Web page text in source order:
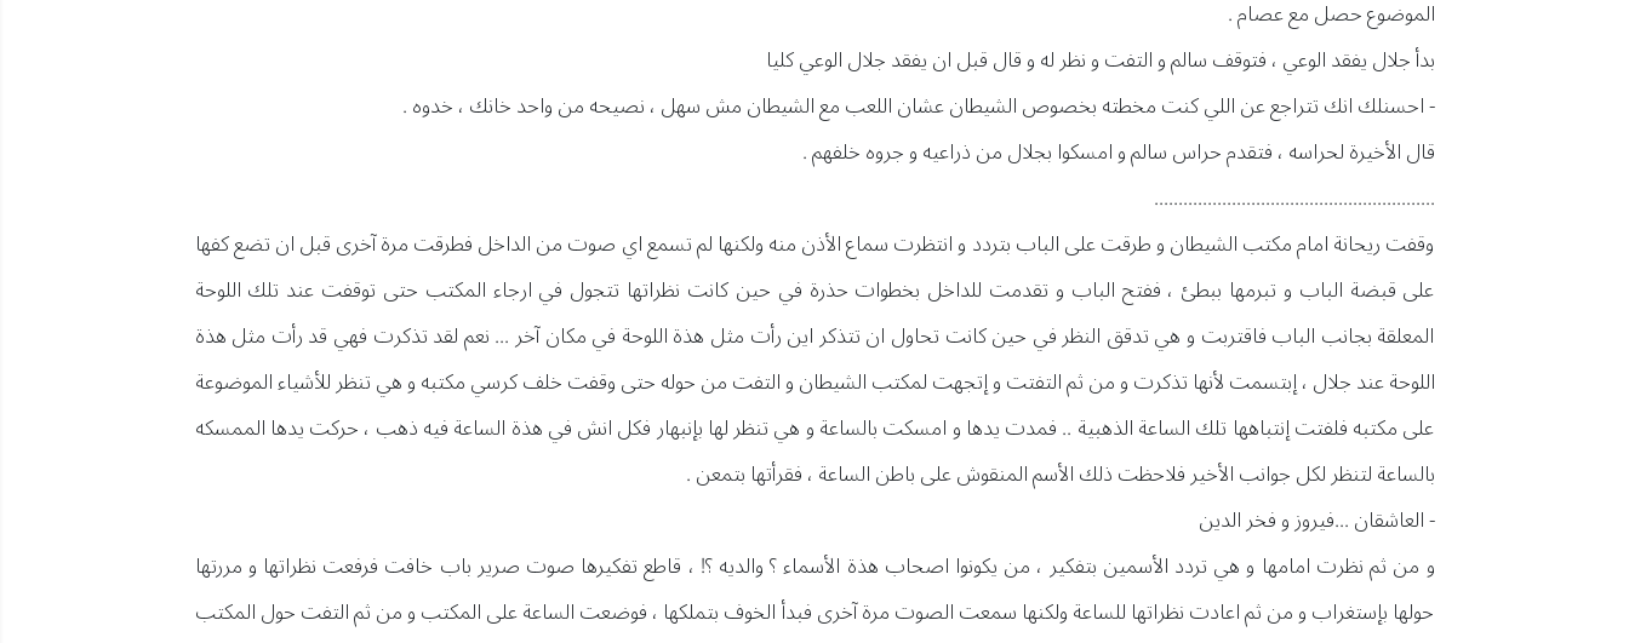
الموضوع حصل مع عصام .
بدأ جلال يفقد الوعي ، فتوقف سالم و التفت و نظر له و قال قبل ان يفقد جلال الوعي كليا
- احسنلك انك تتراجع عن اللي كنت مخطته بخصوص الشيطان عشان اللعب مع الشيطان مش سهل ، نصيحه من واحد خانك ، خدوه .
قال الأخيرة لحراسه ، فتقدم حراس سالم و امسكوا بجلال من ذراعيه و جروه خلفهم .
..........................................................
وقفت ريحانة امام مكتب الشيطان و طرقت على الباب بتردد و انتظرت سماع الأذن منه ولكنها لم تسمع اي صوت من الداخل فطرقت مرة آخرى قبل ان تضع كفها
على قبضة الباب و تبرمها ببطئ ، ففتح الباب و تقدمت للداخل بخطوات حذرة في حين كانت نظراتها تتجول في ارجاء المكتب حتى توقفت عند تلك اللوحة
المعلقة بجانب الباب فاقتربت و هي تدقق النظر في حين كانت تحاول ان تتذكر اين رأت مثل هذة اللوحة في مكان آخر ... نعم لقد تذكرت فهي قد رأت مثل هذة
اللوحة عند جلال ، إبتسمت لأنها تذكرت و من ثم التفتت و إتجهت لمكتب الشيطان و التفت من حوله حتى وقفت خلف كرسي مكتبه و هي تنظر للأشياء الموضوعة
على مكتبه فلفتت إنتباهها تلك الساعة الذهبية .. فمدت يدها و امسكت بالساعة و هي تنظر لها بإنبهار فكل انش في هذة الساعة فيه ذهب ، حركت يدها الممسكه
بالساعة لتنظر لكل جوانب الأخير فلاحظت ذلك الأسم المنقوش على باطن الساعة ، فقرأتها بتمعن .
- العاشقان ...فيروز و فخر الدين
و من ثم نظرت امامها و هي تردد الأسمين بتفكير ، من يكونوا اصحاب هذة الأسماء ؟ والديه ؟! ، قاطع تفكيرها صوت صرير باب خافت فرفعت نظراتها و مررتها
حولها بإستغراب و من ثم اعادت نظراتها للساعة ولكنها سمعت الصوت مرة آخرى فبدأ الخوف بتملكها ، فوضعت الساعة على المكتب و من ثم التفت حول المكتب